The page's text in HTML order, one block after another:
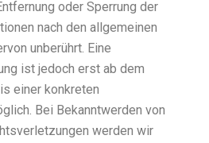
oder Sperrung der
nach den allgemeinen
unberührt. Eine
ist jedoch erst ab dem
einer konkreten
Bei Bekanntwerden von
werden wir